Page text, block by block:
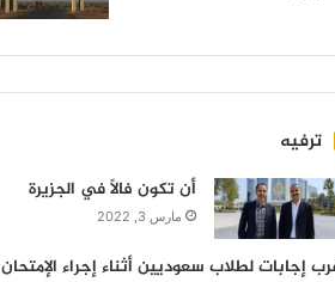
ترفيه
أن تكون فالاً في الجزيرة
مارس 3, 2022
إجابات لطلاب سعوديين أثناء إجراء الإمتحان